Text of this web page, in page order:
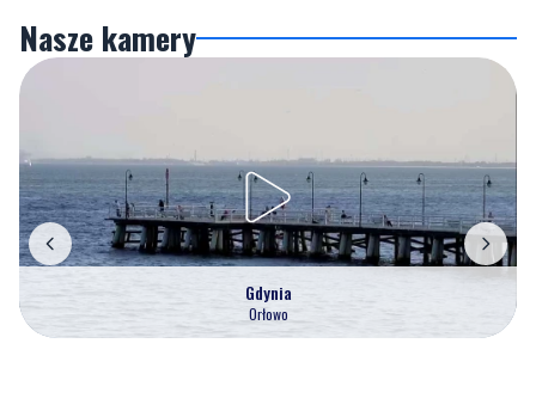
Gdynia
Orłowo